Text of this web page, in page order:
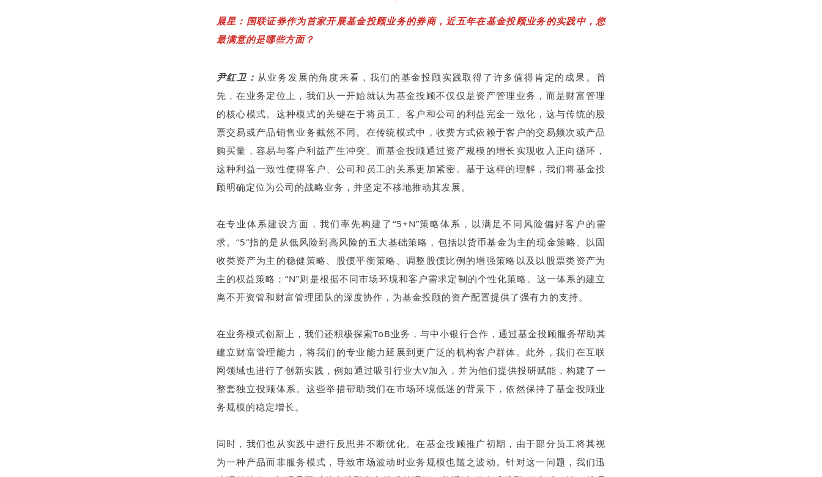
晨星：国联证券作为首家开展基金投顾业务的券商，近五年在基金投顾业务的实践中，您
最满意的是哪些方面？
尹红卫： 从业务发展的角度来看，我们的基金投顾实践取得了许多值得肯定的成果。首
先，在业务定位上，我们从一开始就认为基金投顾不仅仅是资产管理业务，而是财富管理
的核心模式。这种模式的关键在于将员工、客户和公司的利益完全一致化，这与传统的股
票交易或产品销售业务截然不同。在传统模式中，收费方式依赖于客户的交易频次或产品
购买量，容易与客户利益产生冲突。而基金投顾通过资产规模的增长实现收入正向循环，
这种利益一致性使得客户、公司和员工的关系更加紧密。基于这样的理解，我们将基金投
顾明确定位为公司的战略业务，并坚定不移地推动其发展。
在专业体系建设方面，我们率先构建了“5+N”策略体系，以满足不同风险偏好客户的需
求。“5”指的是从低风险到高风险的五大基础策略，包括以货币基金为主的现金策略、以固
收类资产为主的稳健策略、股债平衡策略、调整股债比例的增强策略以及以股票类资产为
主的权益策略；“N”则是根据不同市场环境和客户需求定制的个性化策略。这一体系的建立
离不开资管和财富管理团队的深度协作，为基金投顾的资产配置提供了强有力的支持。
在业务模式创新上，我们还积极探索ToB业务，与中小银行合作，通过基金投顾服务帮助其
建立财富管理能力，将我们的专业能力延展到更广泛的机构客户群体。此外，我们在互联
网领域也进行了创新实践，例如通过吸引行业大V加入，并为他们提供投研赋能，构建了一
整套独立投顾体系。这些举措帮助我们在市场环境低迷的背景下，依然保持了基金投顾业
务规模的稳定增长。
同时，我们也从实践中进行反思并不断优化。在基金投顾推广初期，由于部分员工将其视
为一种产品而非服务模式，导致市场波动时业务规模也随之波动。针对这一问题，我们迅